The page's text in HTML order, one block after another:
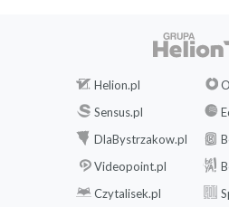
Helion.pl
Sensus.pl
DlaBystrzakow.pl
Videopoint.pl
Czytalisek.pl